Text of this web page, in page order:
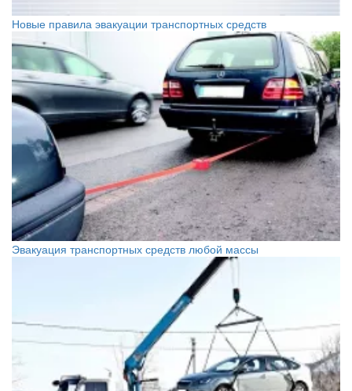
Новые правила эвакуации транспортных средств
Эвакуация транспортных средств любой массы